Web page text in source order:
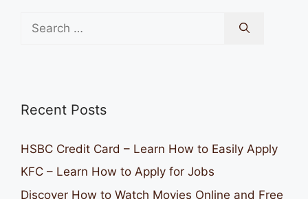
for:
Recent Posts
HSBC Credit Card – Learn How to Easily Apply
KFC – Learn How to Apply for Jobs
Discover How to Watch Movies Online and Free